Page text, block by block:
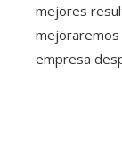
mejores
mejoraremos
empresa